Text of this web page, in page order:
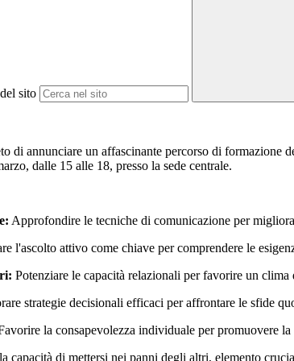
sito
di annunciare un affascinante percorso di formazione
dalle 15 alle 18, presso la sede centrale.
Approfondire le tecniche di comunicazione per
l'ascolto attivo come chiave per comprendere le
Potenziare le capacità relazionali per favorire un
strategie decisionali efficaci per affrontare le sfide
la consapevolezza individuale per promuovere
capacità di mettersi nei panni degli altri, elemento